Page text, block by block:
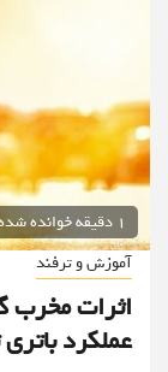
1 دقیقه خوانده شده
آموزش و ترفند
اثرات مخرب
عملکرد